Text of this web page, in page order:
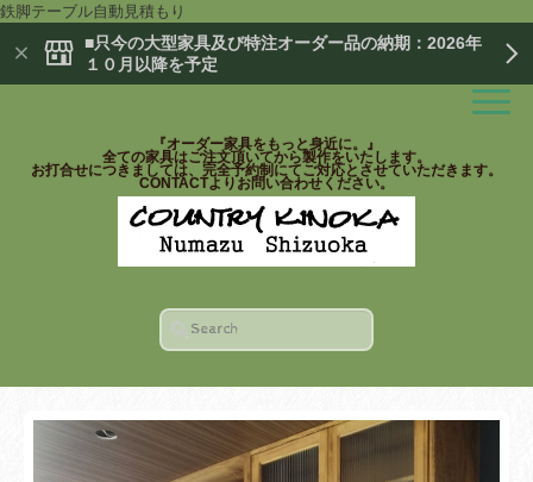
鉄脚テーブル自動見積もり
■只今の大型家具及び特注オーダー品の納期：2026年
１０月以降を予定
『オーダー家具をもっと身近に。』
全ての家具はご注文頂いてから製作をいたします。
お打合せにつきましては、完全予約制にてご対応とさせていただきます。
CONTACTよりお問い合わせください。